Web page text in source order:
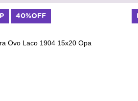
Ovo Laco 1904 15x20 Opa
40%OFF